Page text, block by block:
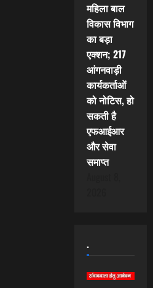
महिला बाल
विकास विभाग
का बड़ा
एक्शन; 217
आंगनवाड़ी
कार्यकर्ताओं
को नोटिस, हो
सकती है
एफआईआर
और सेवा
समाप्त
.